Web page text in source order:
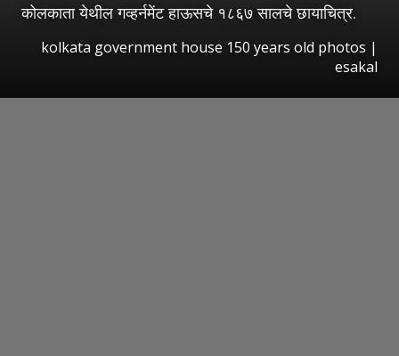
कोलकाता येथील गव्हर्नमेंट हाऊसचे १८६७ सालचे छायाचित्र.
kolkata government house 150 years old photos |
esakal